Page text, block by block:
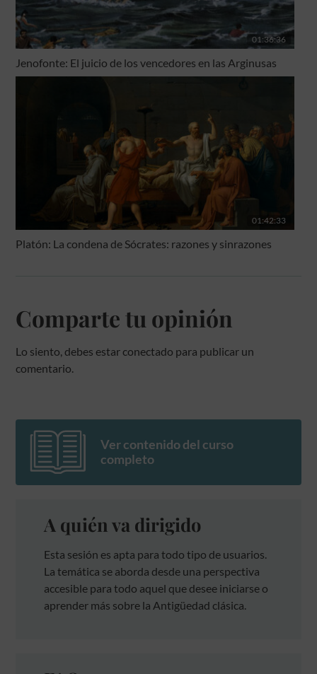
01:36:36
Jenofonte: El juicio de los vencedores en las Arginusas
01:42:33
Platón: La condena de Sócrates: razones y sinrazones
Comparte tu opinión
Lo siento, debes estar conectado para publicar un
comentario.
Ver contenido del curso
completo
A quién va dirigido
Esta sesión es apta para todo tipo de usuarios.
La temática se aborda desde una perspectiva
accesible para todo aquel que desee iniciarse o
aprender más sobre la Antigüedad clásica.